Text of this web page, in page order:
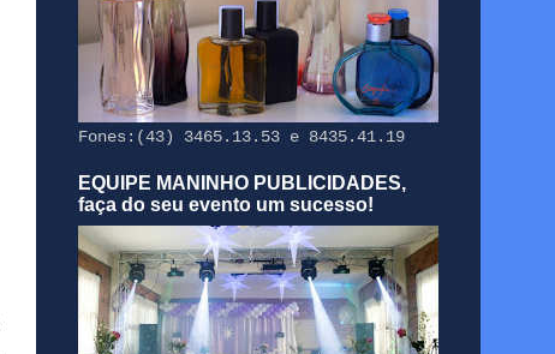
Fones:(43) 3465.13.53 e 8435.41.19
EQUIPE MANINHO PUBLICIDADES,
faça do seu evento um sucesso!